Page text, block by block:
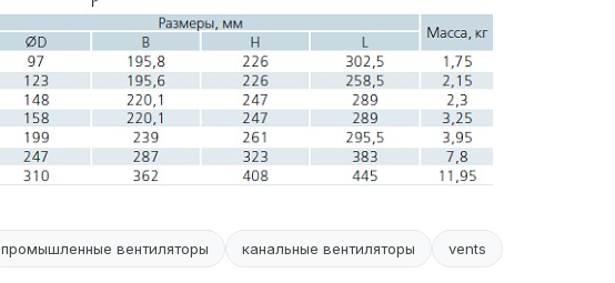
промышленные вентиляторы канальные вентиляторы vents